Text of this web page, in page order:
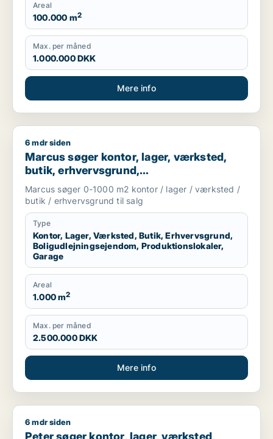
Areal
100.000 m2
Max. per måned
1.000.000 DKK
Mere info
Marcus søger kontor, lager, værksted, butik,
6 mdr siden
Marcus søger kontor, lager, værksted,
butik, erhvervsgrund,
boligudlejningsejendom,
produktionslokaler eller garage til salg i
Storkøbenhavn
Marcus søger 0-1000 m2 kontor / lager / værksted /
butik / erhvervsgrund til salg
Type
Kontor, Lager, Værksted, Butik, Erhvervsgrund,
Boligudlejningsejendom, Produktionslokaler,
Garage
Areal
1.000 m2
Max. per måned
2.500.000 DKK
Mere info
Peter søger kontor, lager, værksted, klinik,
6 mdr siden
Peter søger kontor, lager, værksted,